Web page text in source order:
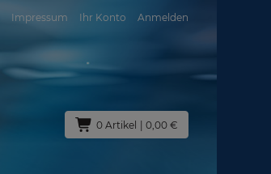
Impressum Ihr Konto Anmelden
0 Artikel | 0,00 €